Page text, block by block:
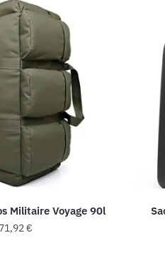
Militaire Voyage 90l
71,92€